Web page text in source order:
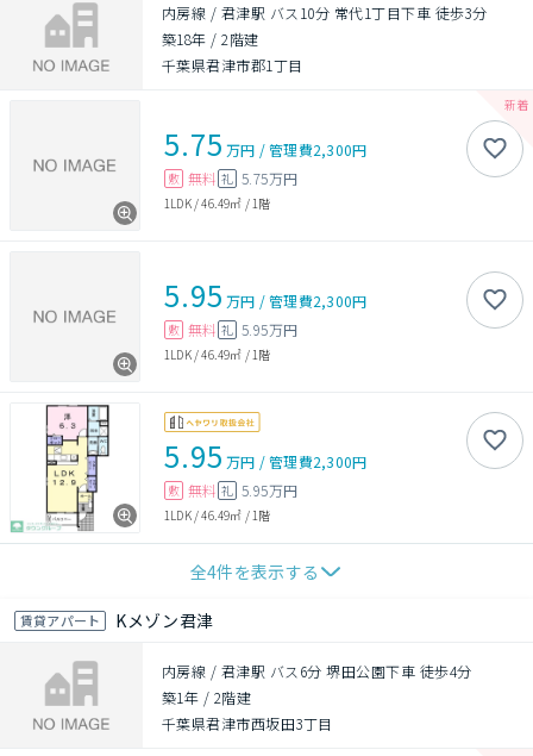
内房線 / 君津駅 バス10分 常代1丁目下車 徒歩3分
築18年 /2階建
千葉県君津市郡1丁目
5.75 万円 /管理費2,300円
敷 無料 礼 5.75万円
1LDK/46.49㎡ / 1階
5.95 万円 /管理費2,300円
敷 無料 礼 5.95万円
1LDK/46.49㎡ / 1階
5.95 万円 /管理費2,300円
敷 無料 礼 5.95万円
1LDK/46.49㎡ /1階
全4件を表示する
賃貸アパート Kメゾン君津
内房線 / 君津駅 バス6分 堺田公園下車 徒歩4分
築1年 / 2階建
千葉県君津市西坂田3丁目